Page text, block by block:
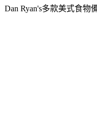
Dan Ryan's多款美式食